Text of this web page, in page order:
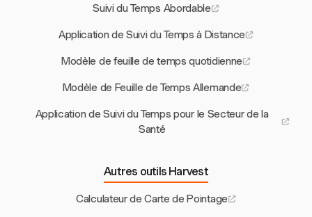
Suivi du Temps Abordable
Application de Suivi du Temps à Distance
Modèle de feuille de temps quotidienne
Modèle de Feuille de Temps Allemande
Application de Suivi du Temps pour le Secteur de la
Santé
Autres outils Harvest
Calculateur de Carte de Pointage